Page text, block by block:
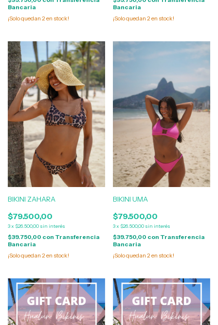
Bancaria
¡Solo quedan 2en stock!
Bancaria
¡Solo quedan 2en stock!
BIKINI ZAHARA
$79.500,00
3x $26.500,00 sin interés
$39.750,00 con Transferencia
Bancaria
¡Solo quedan 2en stock!
BIKINI UMA
$79.500,00
3x $26.500,00 sin interés
$39.750,00 con Transferencia
Bancaria
¡Solo quedan 2en stock!